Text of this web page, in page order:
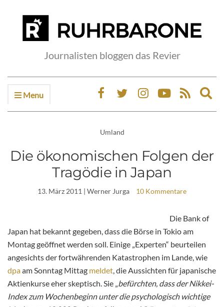
Journalisten bloggen das Revier
Menu
Umland
Die ökonomischen Folgen der
Tragödie in Japan
13. März 2011 | Werner Jurga 10 Kommentare
Die Bank of
Japan hat bekannt gegeben, dass die Börse in Tokio am
Montag geöffnet werden soll. Einige „Experten“ beurteilen
angesichts der fortwährenden Katastrophen im Lande, wie
dpaam Sonntag Mittag meldet, die Aussichten für japanische
Aktienkurse eher skeptisch. Sie „befürchten, dass der Nikkei-
Index zum Wochenbeginn unter die psychologisch wichtige